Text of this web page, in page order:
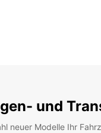
und
neuer Modelle Ihr